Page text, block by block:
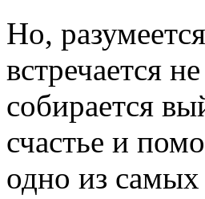
Но,
встречается
собирается
счастье и
одно из